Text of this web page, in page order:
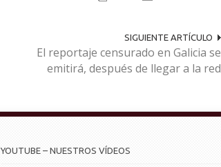
SIGUIENTE ARTÍCULO
El reportaje censurado en Galicia se
emitirá, después de llegar a la red
YOUTUBE – NUESTROS VÍDEOS